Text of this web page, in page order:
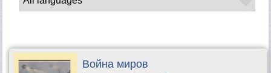
Война миров